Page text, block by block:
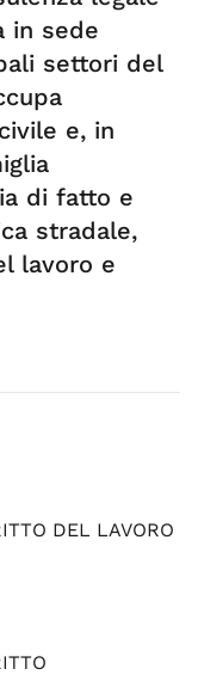
in sede
settori del
e, in
di fatto e
stradale,
lavoro e
DEL LAVORO